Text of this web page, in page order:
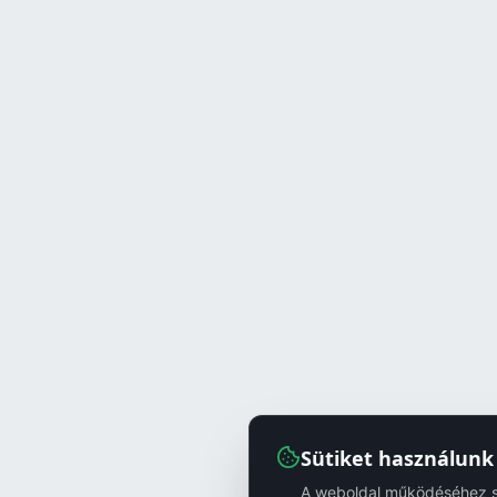
Sütiket használunk
A weboldal működéséhez